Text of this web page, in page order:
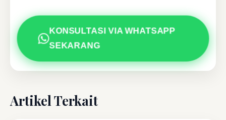
KONSULTASI VIA WHATSAPP
SEKARANG
Artikel Terkait